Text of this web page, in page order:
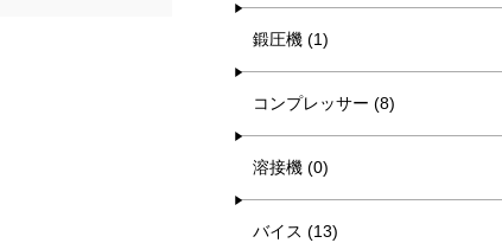
鍛圧機 (1)
コンプレッサー (8)
溶接機 (0)
バイス (13)